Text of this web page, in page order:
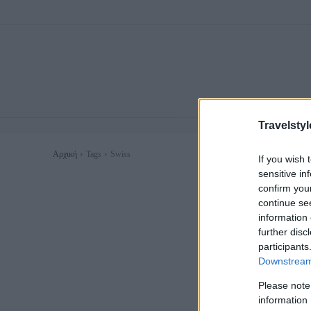
If you wish
sensitive
confirm
continue
information
further
Please
information
Αρχική Tags Swiss